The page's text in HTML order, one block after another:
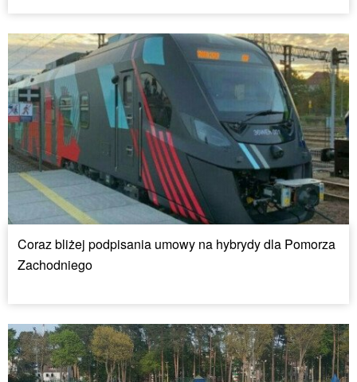
Coraz bliżej podpisania umowy na hybrydy dla Pomorza
Zachodniego